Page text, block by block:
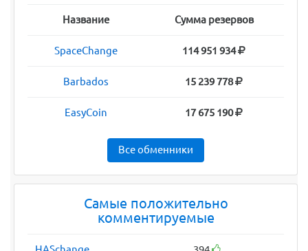
Название Сумма резервов
SpaceChange 114 951 934
Barbados 15 239 778
EasyCoin 17 675 190
Все обменники
Самые положительно
комментируемые